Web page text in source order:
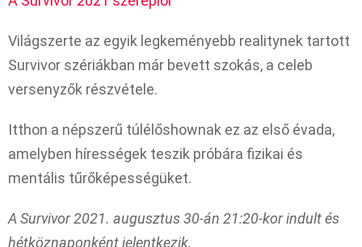
Világszerte az egyik legkeményebb realitynek tartott
Survivor szériákban már bevett szokás, a celeb
versenyzők részvétele.
Itthon a népszerű túlélőshownak ez az első évada,
amelyben hírességek teszik próbára fizikai és
mentális tűrőképességüket.
A Survivor 2021. augusztus 30-án 21:20-kor indult és
hétköznaponként jelentkezik.